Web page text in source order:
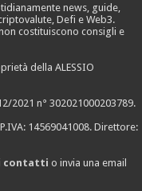
news, guide,
Defi e Web3.
costituiscono consigli e
della ALESSIO
2021 n° 302021000203789.
14569041008. Direttore:
contatti o invia una email